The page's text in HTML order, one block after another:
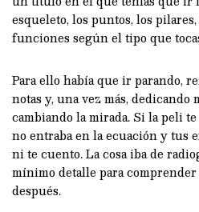
esqueleto, los puntos, los pilares,
funciones según el tipo que
Para ello había que ir parando,
notas y, una vez más,
cambiando la mirada. Si la peli
no entraba en la ecuación y tus
ni te cuento. La cosa iba de
mínimo detalle para
después.